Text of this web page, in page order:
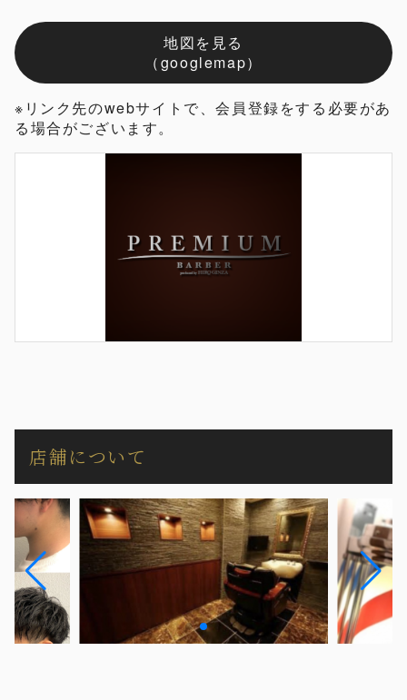
地図を見る
（googlemap）
※リンク先のwebサイトで、会員登録をする必要があ
る場合がございます。
店舗について